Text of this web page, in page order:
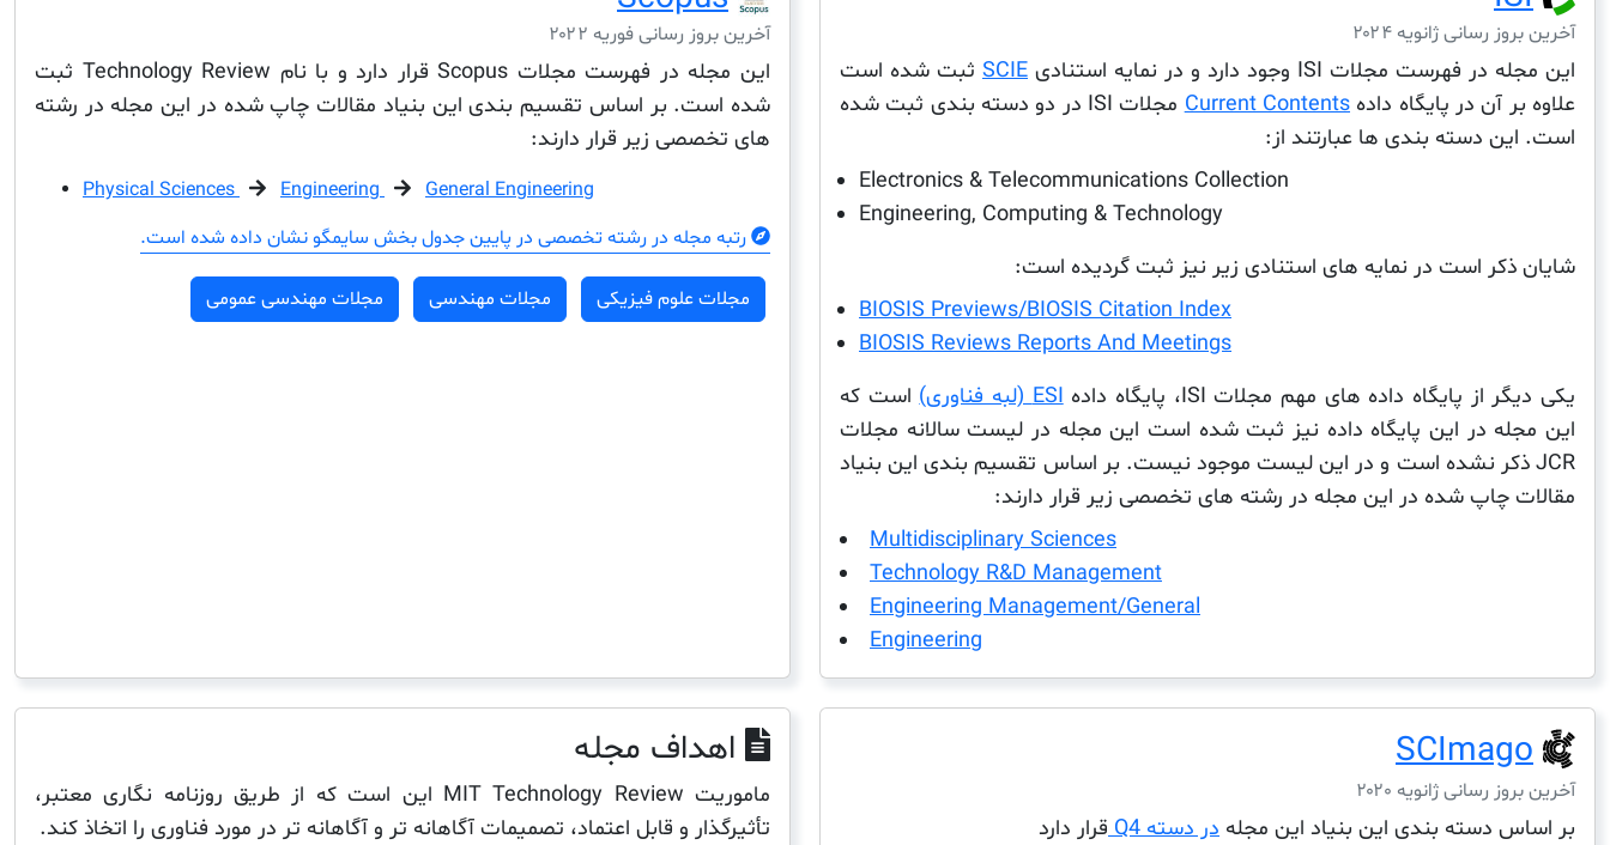
آخرین بروز رسانی ژانویه ۲۰۲۴
این مجله در فهرست مجلات ISI وجود دارد و در نمایه استنادی SCIE ثبت شده است
علاوه بر آن در پایگاه داده Current Contents
مجلات ISI در دو دسته بندی ثبت شده
است. این دسته بندی ها عبارتند از:
Electronics & Telecommunications Collection
Engineering, Computing & Technology
شایان ذکر است در نمایه های استنادی زیر نیز ثبت گردیده است:
BIOSIS Previews/BIOSIS Citation Index
BIOSIS Reviews Reports And Meetings
یکی دیگر از پایگاه داده های مهم مجلات ISI، پایگاه داده
ESI (لبه فناوری)
است که
این مجله در این پایگاه داده نیز ثبت شده است این مجله در لیست سالانه مجلات
JCR ذکر نشده است و در این لیست موجود نیست. بر اساس تقسیم بندی این بنیاد
مقالات چاپ شده در این مجله در رشته های تخصصی زیر قرار دارند:
Multidisciplinary Sciences
Technology R&D Management
Engineering Management/General
Engineering
آخرین بروز رسانی فوریه ۲۰۲۲
این مجله در فهرست مجلات Scopus قرار دارد و با نام Technology Review ثبت
شده است. بر اساس تقسیم بندی این بنیاد مقالات چاپ شده در این مجله در رشته
های تخصصی زیر قرار دارند:
Physical Sciences Engineering
General Engineering
رتبه مجله در رشته تخصصی در پایین جدول بخش سایمگو نشان داده شده است.
مجلات علوم فیزیکی مجلات مهندسی مجلات مهندسی عمومی
SCImago
آخرین بروز رسانی ژانویه ۲۰۲۰
بر اساس دسته بندی این بنیاد این مجله در دسته Q4 قرار دارد
اهداف مجله
ماموریت MIT Technology Review این است که از طریق روزنامه نگاری معتبر،
تأثیرگذار و قابل اعتماد، تصمیمات آگاهانه تر و آگاهانه تر در مورد فناوری را اتخاذ کند.